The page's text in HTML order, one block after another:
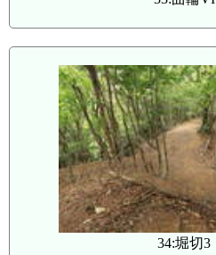
34:堀切3